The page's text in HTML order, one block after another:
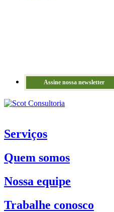
Assine nossa newsletter
Serviços
Quem somos
Nossa equipe
Trabalhe conosco